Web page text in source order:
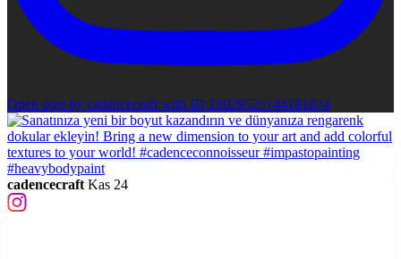
Open post by cadencecraft with ID 18029525744181074
cadencecraft Kas 24